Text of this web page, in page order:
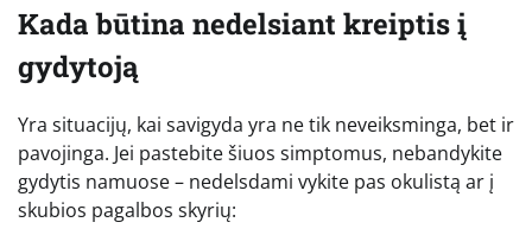
Kada būtina nedelsiant kreiptis į
gydytoją
Yra situacijų, kai savigyda yra ne tik neveiksminga, bet ir
pavojinga. Jei pastebite šiuos simptomus, nebandykite
gydytis namuose – nedelsdami vykite pas okulistą ar į
skubios pagalbos skyrių: